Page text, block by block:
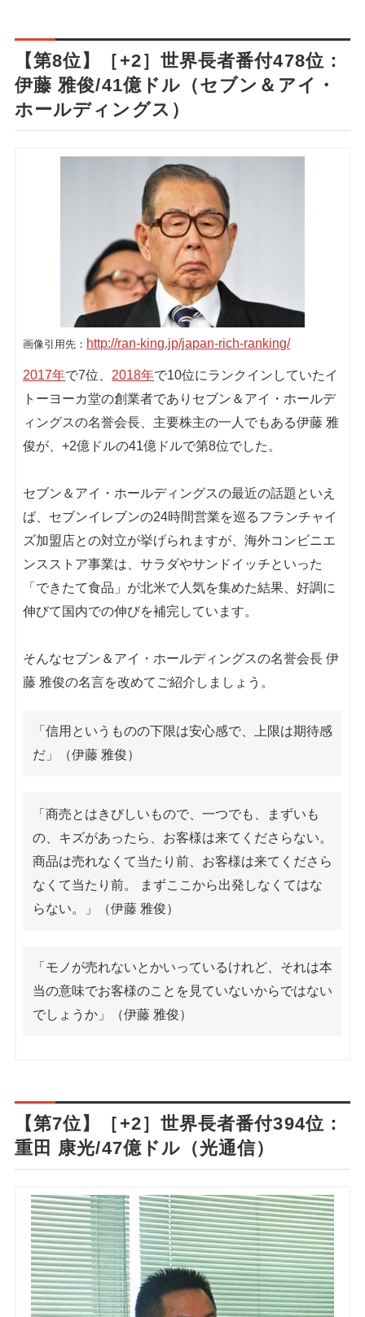
【第8位】［+2］世界長者番付478位：
伊藤 雅俊/41億ドル（セブン＆アイ・
ホールディングス）
画像引用先： http://ran-king.jp/japan-rich-ranking/
2017年で7位、 2018年で10位にランクインしていたイ
トーヨーカ堂の創業者でありセブン＆アイ・ホールデ
ィングスの名誉会長、主要株主の一人でもある伊藤 雅
俊が、+2億ドルの41億ドルで第8位でした。
セブン＆アイ・ホールディングスの最近の話題といえ
ば、セブンイレブンの24時間営業を巡るフランチャイ
ズ加盟店との対立が挙げられますが、海外コンビニエ
ンスストア事業は、サラダやサンドイッチといった
「できたて食品」が北米で人気を集めた結果、好調に
伸びて国内での伸びを補完しています。
そんなセブン＆アイ・ホールディングスの名誉会長 伊
藤 雅俊の名言を改めてご紹介しましょう。
「信用というものの下限は安心感で、上限は期待感
だ」（伊藤 雅俊）
「商売とはきびしいもので、一つでも、まずいも
の、キズがあったら、お客様は来てくださらない。
商品は売れなくて当たり前、お客様は来てくださら
なくて当たり前。 まずここから出発しなくてはな
らない。」（伊藤 雅俊）
「モノが売れないとかいっているけれど、それは本
当の意味でお客様のことを見ていないからではない
でしょうか」（伊藤 雅俊）
【第7位】［+2］世界長者番付394位：
重田 康光/47億ドル（光通信）